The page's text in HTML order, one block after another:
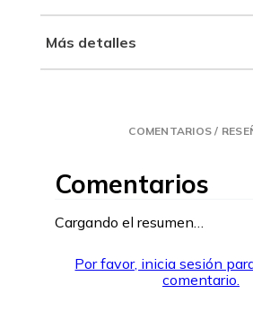
Más detalles
COMENTARIOS /
Comentarios
Cargando el resumen…
Por favor, inicia sesión
comentario.